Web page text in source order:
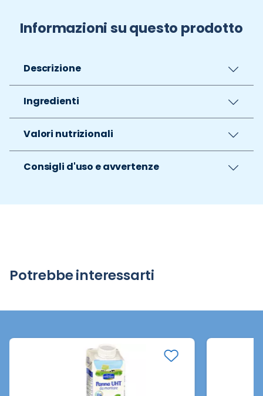
Informazioni su questo prodotto
Descrizione
Ingredienti
Valori nutrizionali
Consigli d'uso e avvertenze
Potrebbe interessarti